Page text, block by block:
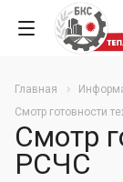
Главная
Смотр готовности
Смотр
РСЧС